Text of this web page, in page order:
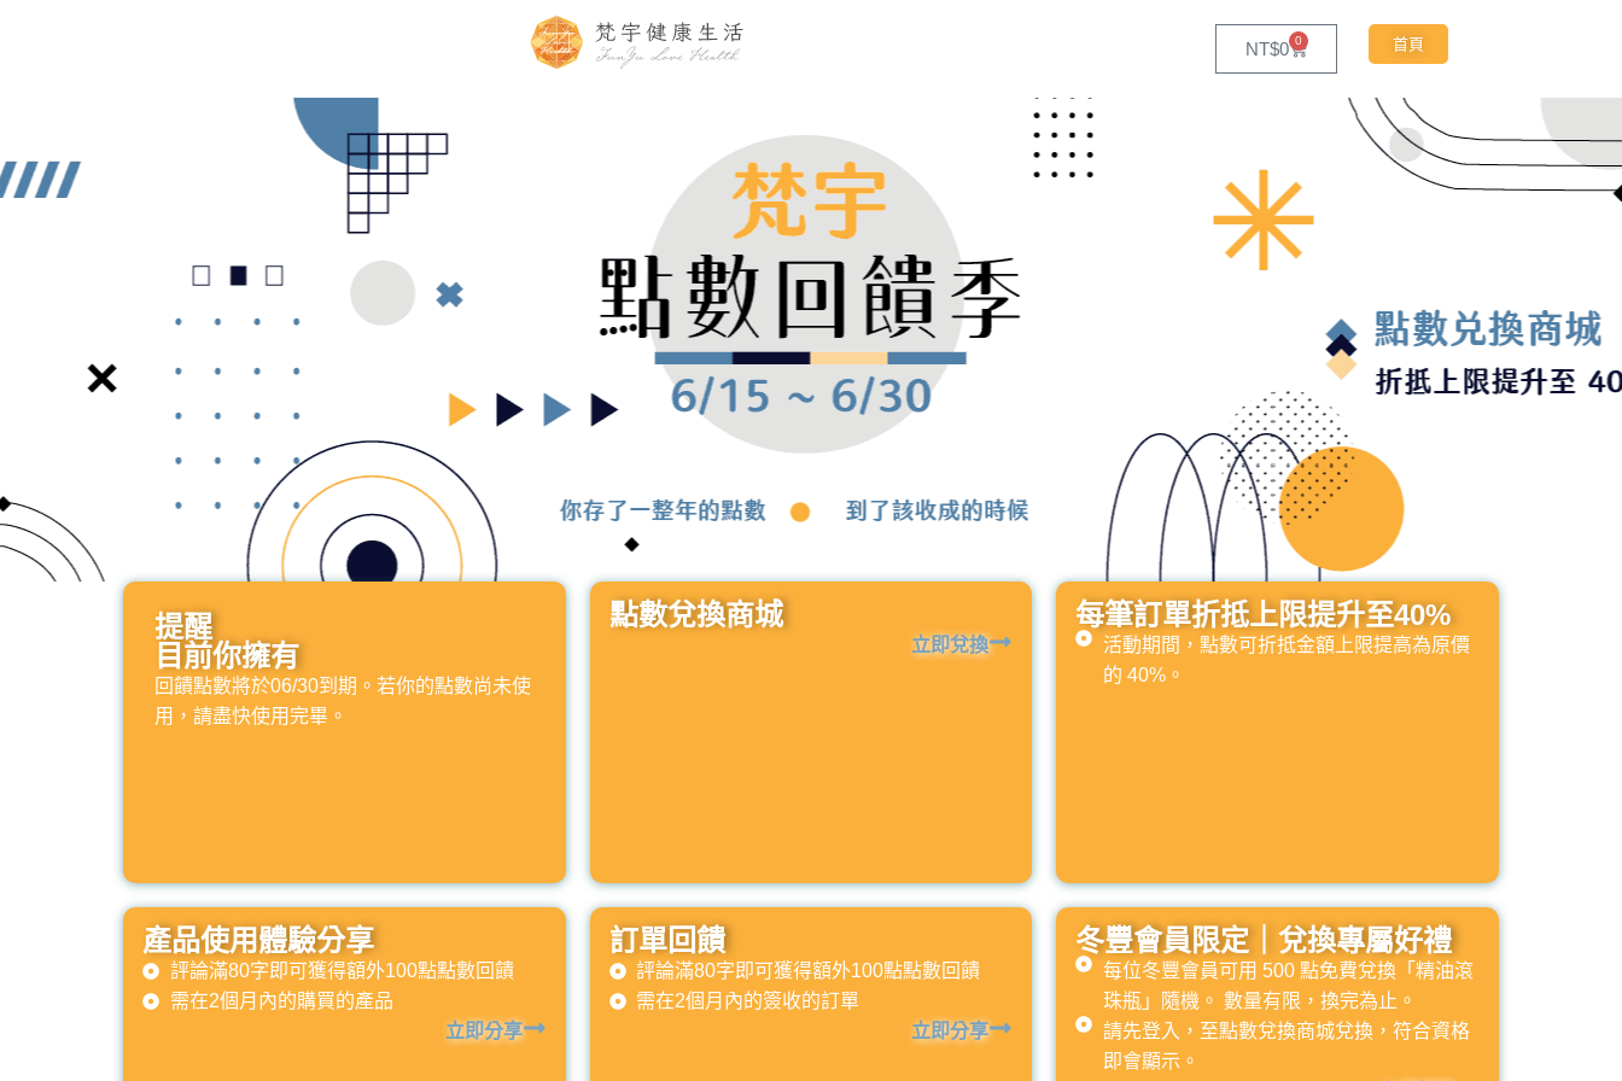
NT$0 0 首頁
提醒
目前你擁有
回饋點數將於06/30到期。若你的點數尚未使
用，請盡快使用完畢。
點數兌換商城
立即兌換
每筆訂單折抵上限提升至40%
活動期間，點數可折抵金額上限提高為原價
的 40%。
產品使用體驗分享
評論滿80字即可獲得額外100點點數回饋
需在2個月內的購買的產品
立即分享
訂單回饋
評論滿80字即可獲得額外100點點數回饋
需在2個月內的簽收的訂單
立即分享
冬豐會員限定｜兌換專屬好禮
每位冬豐會員可用 500 點免費兌換「精油滾
珠瓶」隨機。 數量有限，換完為止。
請先登入，至點數兌換商城兌換，符合資格
即會顯示。